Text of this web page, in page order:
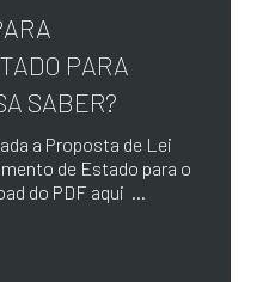
PARA
SABER?
a Proposta de Lei
de Estado para o
do PDF aqui ...